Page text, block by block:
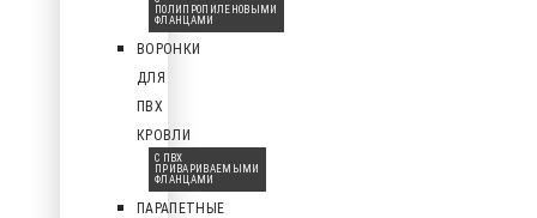
ПОЛИПРОПИЛЕНОВЫМИ
ФЛАНЦАМИ
ВОРОНКИ
ДЛЯ
ПВХ
КРОВЛИ
С ПВХ
ПРИВАРИВАЕМЫМИ
ФЛАНЦАМИ
ПАРАПЕТНЫЕ